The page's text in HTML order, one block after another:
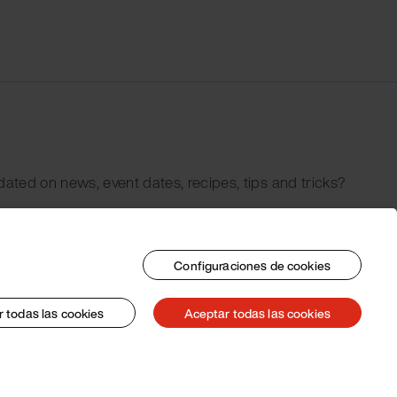
on news, event dates, recipes, tips and tricks?
Configuraciones de cookies
todas las cookies Aceptar todas las cookies